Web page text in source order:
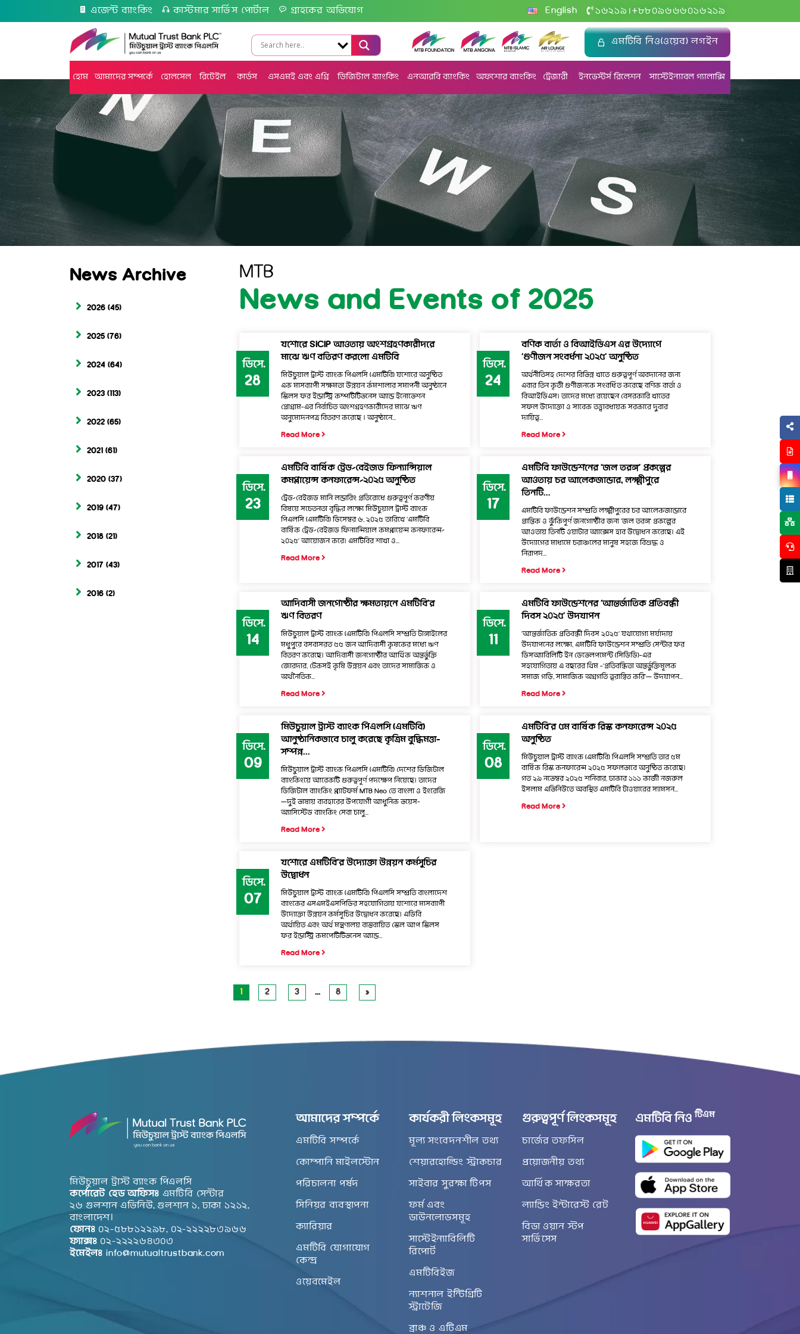
এজেন্ট ব্যাংকিং কাস্টমার সার্ভিস পোর্টাল গ্রাহকের অভিযোগ English ১৬২১৯ +৮৮০৯৬৬৬০১৬২১৯
এমটিবি নিও(ওয়েব) লগইন
হোম আমাদের সম্পর্কে হোলসেল রিটেইল কার্ডস এসএমই এবং এগ্রি ডিজিটাল ব্যাংকিং এনআরবি ব্যাংকিং অফশোর ব্যাংকিং ট্রেজারী ইনভেস্টর্স রিলেশন সাস্টেইন্যাবল গ্যালাক্সি
News Archive
2026 (45)
2025 (76)
2024 (64)
2023 (113)
2022 (65)
2021 (61)
2020 (37)
2019 (47)
2018 (21)
2017 (43)
2016 (2)
MTB
News and Events of 2025
ডিসে.
28
যশোরে SICIP আওতায় অংশগ্রহণকারীদরে
মাঝে ঋণ বতিরণ করলো এমটিবি
মিউচুয়াল ট্রাস্ট ব্যাংক পিএলসি (এমটিবি) যশোরে অনুষ্ঠিত
এক মাসব্যাপী সক্ষমতা উন্নয়ন র্কমশালার সমাপনী অনুষ্ঠানে
স্কিলস ফর ইন্ডাস্ট্রি কম্পটিটিভনেস অ্যান্ড ইনোভেশন
প্রোগ্রাম-এর নির্বাচিত অংশগ্রহণকারীদের মাঝে ঋণ
অনুমোদনপত্র বিতরণ করেছে । অনুষ্ঠানে...
Read More
ডিসে.
24
বণিক বার্তা ও বিআইডিএস এর উদ্যোগে
‘গুণীজন সংবর্ধনা ২০২৫’ অনুষ্ঠিত
অর্থনীতিসহ দেশের বিভিন্ন খাতে গুরুত্বপূর্ণ অবদানের জন্য
এবার তিন কৃতী গুণীজনকে সংবর্ধিত করেছে বণিক বার্তা ও
বিআইডিএস। তাদের মধ্যে রয়েছেন বেসরকারি খাতের
সফল উদ্যোক্তা ও সাবেক তত্ত্বাবধায়ক সরকারে দুবার
দায়িত্ব...
Read More
ডিসে.
23
এমটিবি বার্ষিক ট্রেড–বেইজড ফিন্যান্সিয়াল
কমপ্লায়েন্স কনফারেন্স–২০২৫ অনুষ্ঠিত
ট্রেড–বেইজড মানি লন্ডারিং প্রতিরোধে গুরুত্বপূর্ণ করণীয়
বিষয়ে সচেতনতা বৃদ্ধির লক্ষ্যে মিউচুয়াল ট্রাস্ট ব্যাংক
পিএলসি (এমটিবি) ডিসেম্বর ৬, ২০২৫ তারিখে ‘এমটিবি
বার্ষিক ট্রেড–বেইজড ফিন্যান্সিয়াল কমপ্লায়েন্স কনফারেন্স–
২০২৫’ আয়োজন করে। এমটিবির শাখা ও...
Read More
ডিসে.
17
এমটিবি ফাউন্ডেশনের ‘জল তরঙ্গ’ প্রকল্পের
আওতায় চর আলেকজান্ডার, লক্ষ্মীপুরে
তিনটি...
এমটিবি ফাউন্ডেশন সম্প্রতি লক্ষ্মীপুরের চর আলেকজান্ডারে
প্রান্তিক ও ঝুঁকিপূর্ণ জনগোষ্ঠীর জন্য ‘জল তরঙ্গ’ প্রকল্পের
আওতায় তিনটি ওয়াটার অ্যাক্সেস হাব উদ্বোধন করেছে। এই
উদ্যোগের মাধ্যমে চরাঞ্চলের মানুষ সহজে বিশুদ্ধ ও
নিরাপদ...
Read More
ডিসে.
14
আদিবাসী জনগোষ্ঠীর ক্ষমতায়নে এমটিবি’র
ঋণ বিতরণ
মিউচুয়াল ট্রাস্ট ব্যাংক (এমটিবি) পিএলসি সম্প্রতি টাঙ্গাইলের
মধুপুরে বসবাসরত ৫৫ জন আদিবাসী কৃষকের মধ্যে ঋণ
বিতরণ করেছে। আদিবাসী জনগোষ্ঠীর আর্থিক অন্তর্ভুক্তি
জোরদার, টেকসই কৃষি উন্নয়ন এবং তাদের সামাজিক ও
অর্থনৈতিক...
Read More
ডিসে.
11
এমটিবি ফাউন্ডেশনের ‘আন্তর্জাতিক প্রতিবন্ধী
দিবস ২০২৫’ উদযাপন
‘আন্তর্জাতিক প্রতিবন্ধী দিবস ২০২৫’ যথাযোগ্য মর্যাদায়
উদযাপনের লক্ষ্যে, এমটিবি ফাউন্ডেশন সম্প্রতি সেন্টার ফর
ডিসঅ্যাবিলিটি ইন ডেভেলপমেন্ট (সিডিডি)-এর
সহযোগিতায় এ বছরের থিম -‘প্রতিবন্ধিতা অন্তর্ভুক্তিমূলক
সমাজ গড়ি, সামাজিক অগ্রগতি ত্বরান্বিত করি’— উদযাপন...
Read More
ডিসে.
09
মিউচুয়াল ট্রাস্ট ব্যাংক পিএলসি (এমটিবি)
আনুষ্ঠানিকভাবে চালু করেছে কৃত্রিম বুদ্ধিমত্তা-
সম্পন্ন...
মিউচুয়াল ট্রাস্ট ব্যাংক পিএলসি (এমটিবি) দেশের ডিজিটাল
ব্যাংকিংয়ে আরেকটি গুরুত্বপূর্ণ পদক্ষেপ নিয়েছে। তাদের
ডিজিটাল ব্যাংকিং প্ল্যাটফর্ম MTB Neo তে বাংলা ও ইংরেজি
—দুই ভাষায় ব্যবহারের উপযোগী আধুনিক ভয়েস-
অ্যাসিস্টেড ব্যাংকিং সেবা চালু...
Read More
ডিসে.
08
এমটিবি’র ৫ম বার্ষিক রিস্ক কনফারেন্স ২০২৫
অনুষ্ঠিত
মিউচুয়াল ট্রাস্ট ব্যাংক (এমটিবি) পিএলসি সম্প্রতি তার ৫ম
বার্ষিক রিস্ক কনফারেন্স ২০২৫ সফলভাবে অনুষ্ঠিত করেছে।
গত ২৯ নভেম্বর ২০২৫ শনিবার, ঢাকার ১১১ কাজী নজরুল
ইসলাম এভিনিউতে অবস্থিত এমটিবি টাওয়ারের স্যামসন...
Read More
ডিসে.
07
যশোরে এমটিবি’র উদ্যোক্তা উন্নয়ন কর্মসূচির
উদ্বোধন
মিউচুয়াল ট্রাস্ট ব্যাংক (এমটিবি) পিএলসি সম্প্রতি বাংলাদেশ
ব্যাংকের এসএমইএসপিডির সহযোগিতায় যশোরে মাসব্যাপী
উদ্যোক্তা উন্নয়ন কর্মসূচির উদ্বোধন করেছে। এডিবি
অর্থায়িত এবং অর্থ মন্ত্রণালয় বাস্তবায়িত স্কেল আপ স্কিলস
ফর ইন্ডাস্ট্রি কমপেটিটিভনেস অ্যান্ড...
Read More
1 2 3 … 8 »
মিউচুয়াল ট্রাস্ট ব্যাংক পিএলসি
কর্পোরেট হেড অফিসঃ এমটিবি সেন্টার
২৬ গুলশান এভিনিউ, গুলশান ১, ঢাকা ১২১২,
বাংলাদেশ।
ফোনঃ ০২-৫৮৮১২২৯৮, ০২-২২২২৮৩৯৬৬
ফ্যাক্সঃ ০২-২২২২৬৪৩০৩
ইমেইলঃ info@mutualtrustbank.com
আমাদের সম্পর্কে
এমটিবি সম্পর্কে
কোম্পানি মাইলস্টোন
পরিচালনা পর্ষদ
সিনিয়র ব্যবস্থাপনা
ক্যারিয়ার
এমটিবি যোগাযোগ
কেন্দ্র
ওয়েবমেইল
কার্যকরী লিংকসমূহ
মূল্য সংবেদনশীল তথ্য
শেয়ারহোল্ডিং স্ট্রাকচার
সাইবার সুরক্ষা টিপস
ফর্ম এবং
ডাউনলোডসমূহ
সাস্টেইন্যাবিলিটি
রিপোর্ট
এমটিবিইজ
ন্যাশনাল ইন্টিগ্রিটি
স্ট্রাটেজি
ব্রাঞ্চ ও এটিএম
গুরুত্বপূর্ণ লিংকসমূহ
চার্জের তফসিল
প্রয়োজনীয় তথ্য
আর্থিক সাক্ষরতা
ল্যান্ডিং ইন্টারেস্ট রেট
বিডা ওয়ান স্টপ
সার্ভিসেস
এমটিবি নিও টিএম